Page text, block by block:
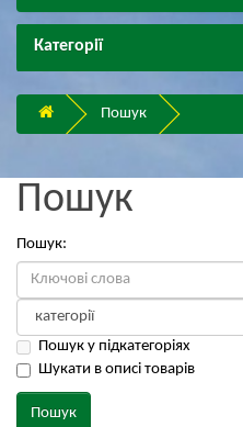
Категорії
Пошук
Пошук
Пошук:
Пошук у підкатегоріях
Шукати в описі товарів